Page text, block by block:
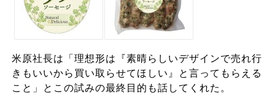
米原社長は「理想形は『素晴らしいデザインで売れ行
きもいいから買い取らせてほしい』と言ってもらえる
こと」とこの試みの最終目的も話してくれた。